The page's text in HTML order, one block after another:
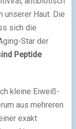
unserer Haut. Die
sich die
Star der
Peptide
kleine Eiweiß-
aus mehreren
exakt